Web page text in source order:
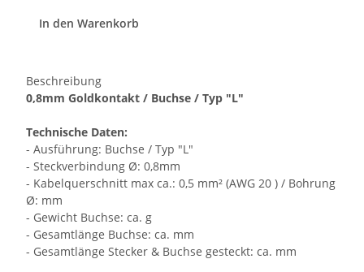
In den Warenkorb
Beschreibung
0,8mm Goldkontakt / Buchse / Typ "L"
Technische Daten:
- Ausführung: Buchse / Typ "L"
- Steckverbindung Ø: 0,8mm
- Kabelquerschnitt max ca.: 0,5 mm² (AWG 20 ) / Bohrung
Ø: mm
- Gewicht Buchse: ca. g
- Gesamtlänge Buchse: ca. mm
- Gesamtlänge Stecker & Buchse gesteckt: ca. mm